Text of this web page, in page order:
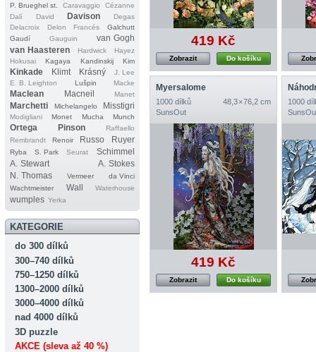
P. Brueghel st.
Caravaggio
Cézanne
Dalí
David Davison
Degas
Delacroix
Delon Francés
Galchutt
Gaudí
Gauguin
van Gogh
van Haasteren
Hardwick
Hayez
Hokusai
Kagaya Kandinskij Kim
Kinkade Klimt Krásný
J. Lee
E. B. Leighton
Lušpin Macke
Maclean Macneil Manet
Marchetti Michelangelo Misstigri
Modigliani Monet Mucha Munch
Ortega Pinson
Raffaello
Rembrandt
Renoir Russo Ruyer
Ryba S. Park Seurat
Schimmel
A. Stewart
A. Stokes
N. Thomas
Vermeer
da Vinci
Wachtmeister
Wall Waterhouse
wumples Yerka
KATEGORIE
do 300 dílků
300–740 dílků
750–1250 dílků
1300–2000 dílků
3000–4000 dílků
nad 4000 dílků
3D puzzle
AKCE (sleva až 40 %)
419 Kč
Do košíku
Zobrazit
Myersalome
1000 dílků
48,3 × 76,2 cm
SunsOut
419 Kč
Do košíku
Zobrazit
1000